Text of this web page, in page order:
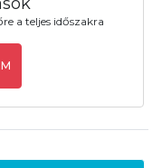
a teljes időszakra